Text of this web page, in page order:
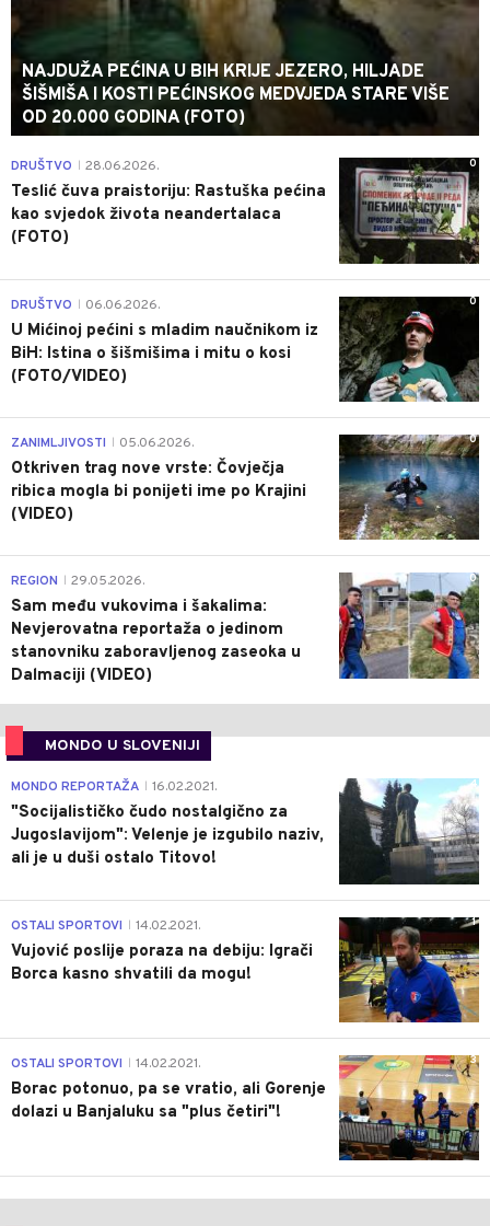
NAJDUŽA PEĆINA U BIH KRIJE JEZERO, HILJADE
ŠIŠMIŠA I KOSTI PEĆINSKOG MEDVJEDA STARE VIŠE
OD 20.000 GODINA (FOTO)
0
DRUŠTVO 28.06.2026.
Teslić čuva praistoriju: Rastuška pećina
kao svjedok života neandertalaca
(FOTO)
0
DRUŠTVO 06.06.2026.
U Mićinoj pećini s mladim naučnikom iz
BiH: Istina o šišmišima i mitu o kosi
(FOTO/VIDEO)
0
ZANIMLJIVOSTI 05.06.2026.
Otkriven trag nove vrste: Čovječja
ribica mogla bi ponijeti ime po Krajini
(VIDEO)
0
REGION 29.05.2026.
Sam među vukovima i šakalima:
Nevjerovatna reportaža o jedinom
stanovniku zaboravljenog zaseoka u
Dalmaciji (VIDEO)
MONDO U SLOVENIJI
4
MONDO REPORTAŽA 16.02.2021.
"Socijalističko čudo nostalgično za
Jugoslavijom": Velenje je izgubilo naziv,
ali je u duši ostalo Titovo!
1
OSTALI SPORTOVI 14.02.2021.
Vujović poslije poraza na debiju: Igrači
Borca kasno shvatili da mogu!
3
OSTALI SPORTOVI 14.02.2021.
Borac potonuo, pa se vratio, ali Gorenje
dolazi u Banjaluku sa "plus četiri"!